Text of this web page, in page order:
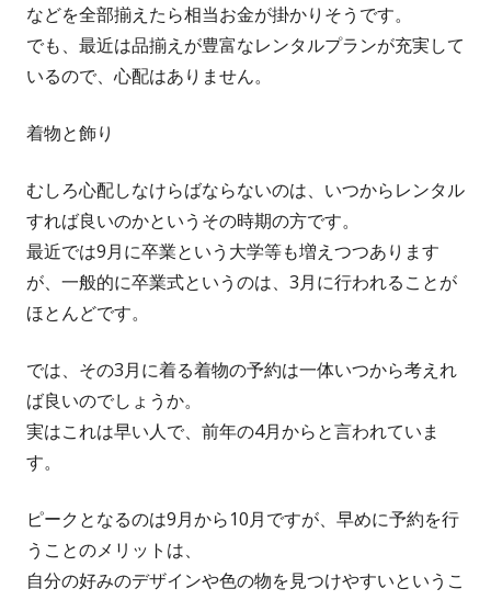
などを全部揃えたら相当お金が掛かりそうです。
でも、最近は品揃えが豊富なレンタルプランが充実して
いるので、心配はありません。
着物と飾り
むしろ心配しなけらばならないのは、いつからレンタル
すれば良いのかというその時期の方です。
最近では9月に卒業という大学等も増えつつあります
が、一般的に卒業式というのは、3月に行われることが
ほとんどです。
では、その3月に着る着物の予約は一体いつから考えれ
ば良いのでしょうか。
実はこれは早い人で、前年の4月からと言われていま
す。
ピークとなるのは9月から10月ですが、早めに予約を行
うことのメリットは、
自分の好みのデザインや色の物を見つけやすいというこ